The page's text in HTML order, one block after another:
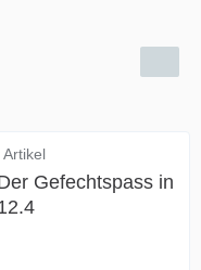
Gefechtspass in